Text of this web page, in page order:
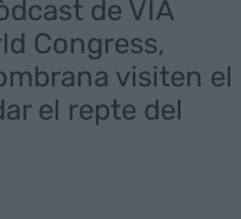
de VIA
Congress,
visiten el
el repte del